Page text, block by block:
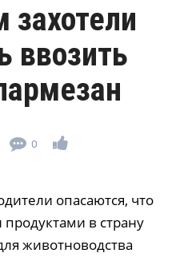
захотели
ввозить
0
опасаются, что
в страну
животноводства